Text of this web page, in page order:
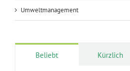
Umweltmanagement
Beliebt Kürzlich